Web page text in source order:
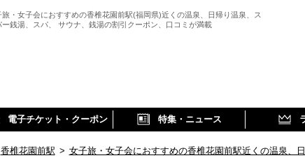
旅・女子会におすすめの香椎花園前駅(福岡県)近くの温泉、日帰り温泉、ス
ー銭湯、スパ、 サウナ、銭湯の割引クーポン、口コミが満載
電子チケット・クーポン 特集・ニュース
香椎花園前駅 > 女子旅・女子会におすすめの香椎花園前駅近くの温泉、